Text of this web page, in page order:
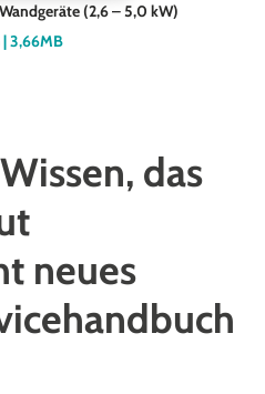
(2,6 – 5,0 kW)
| 3,66MB
Wissen, das
neues